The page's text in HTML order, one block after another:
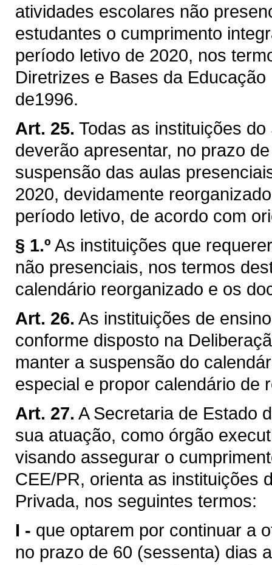
atividades escolares não
estudantes o cumprimento
período letivo de 2020, nos
Diretrizes e Bases da
de1996.
Art. 25. Todas as instituições
deverão apresentar, no prazo
suspensão das aulas
2020, devidamente
período letivo, de acordo com
§ 1.º As instituições que
não presenciais, nos termos
calendário reorganizado e os
Art. 26. As instituições de
conforme disposto na
manter a suspensão do
especial e propor calendário de
Art. 27. A Secretaria de Estado
sua atuação, como órgão
visando assegurar o
CEE/PR, orienta as instituições
Privada, nos seguintes termos:
I - que optarem por continuar a
no prazo de 60 (sessenta) dias